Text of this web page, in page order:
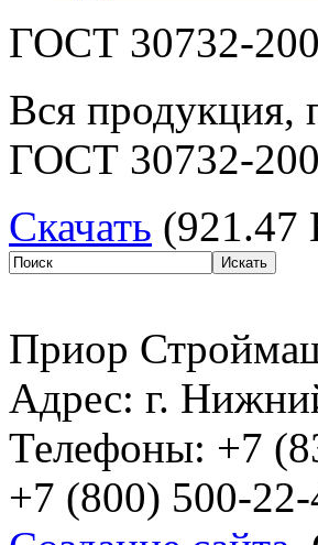
ГОСТ 30732-
Вся продукция,
ГОСТ 30732-
Скачать (921.47
Приор
Адрес: г.
Телефоны: +7
+7 (800) 500-